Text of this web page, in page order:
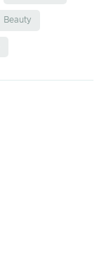
Beauty